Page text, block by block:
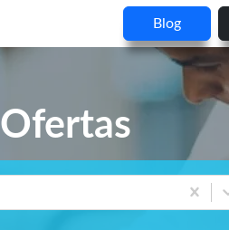
Blog
Ofertas